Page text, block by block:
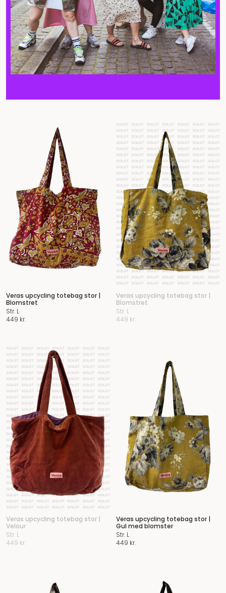
Veras upcycling totebag stor |
Blomstret
Str. L
449 kr.
Veras upcycling totebag stor |
Blomstret
Str. L
449 kr.
Veras upcycling totebag stor |
Velour
Str. L
449 kr.
Veras upcycling totebag stor |
Gul med blomster
Str. L
449 kr.